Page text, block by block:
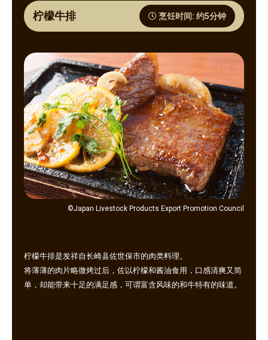
柠檬牛排 烹饪时间: 约5分钟
©Japan Livestock Products Export Promotion Council
柠檬牛排是发祥自长崎县佐世保市的肉类料理。
将薄薄的肉片略微烤过后，佐以柠檬和酱油食用，口感清爽又简
单，却能带来十足的满足感，可谓富含风味的和牛特有的味道。